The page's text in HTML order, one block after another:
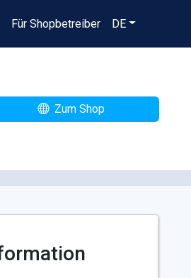
Für Shopbetreiber DE
Zum Shop